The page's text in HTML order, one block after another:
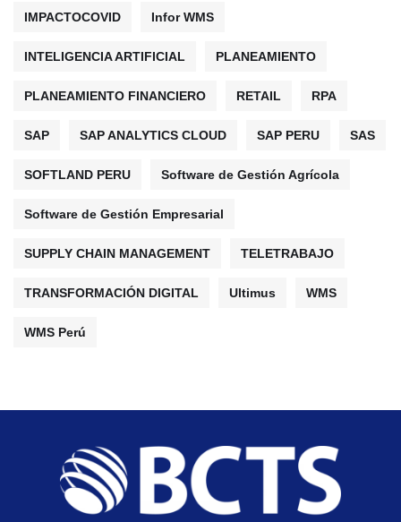
IMPACTOCOVID Infor WMS
INTELIGENCIA ARTIFICIAL PLANEAMIENTO
PLANEAMIENTO FINANCIERO RETAIL RPA
SAP SAP ANALYTICS CLOUD SAP PERU SAS
SOFTLAND PERU Software de Gestión Agrícola
Software de Gestión Empresarial
SUPPLY CHAIN MANAGEMENT TELETRABAJO
TRANSFORMACIÓN DIGITAL Ultimus WMS
WMS Perú